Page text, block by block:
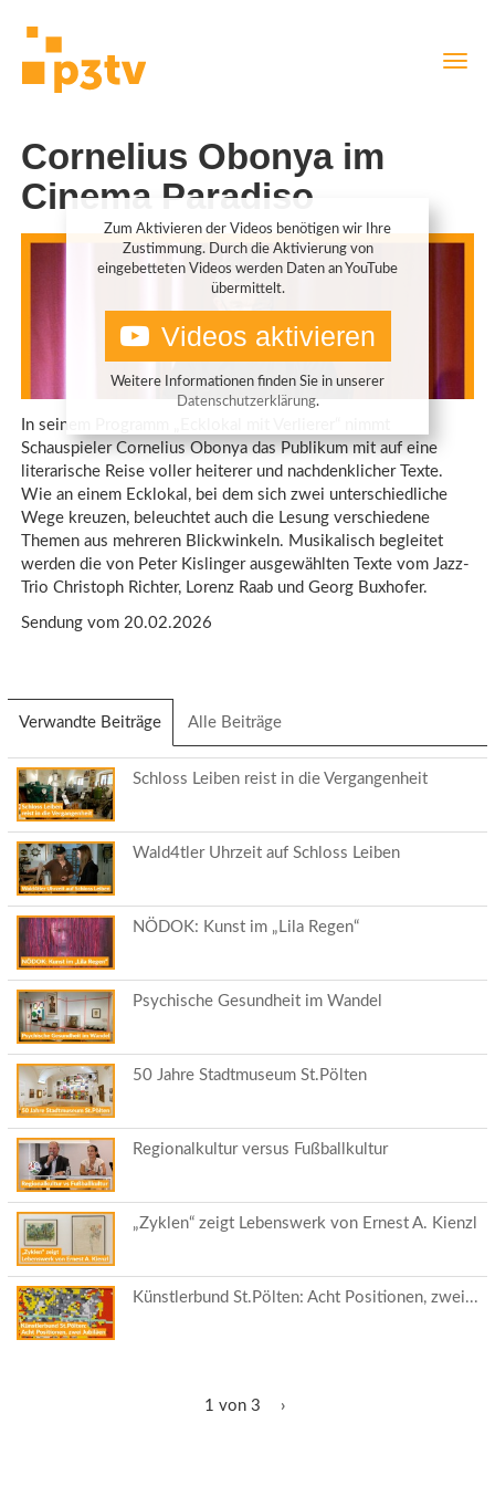
Cornelius Obonya im
Cinema Paradiso
Zum Aktivieren der Videos benötigen wir Ihre
Zustimmung. Durch die Aktivierung von
eingebetteten Videos werden Daten an YouTube
übermittelt.
Videos aktivieren
Weitere Informationen finden Sie in unserer
Datenschutzerklärung.
In seinem Programm „Ecklokal mit Verlierer“ nimmt
Schauspieler Cornelius Obonya das Publikum mit auf eine
literarische Reise voller heiterer und nachdenklicher Texte.
Wie an einem Ecklokal, bei dem sich zwei unterschiedliche
Wege kreuzen, beleuchtet auch die Lesung verschiedene
Themen aus mehreren Blickwinkeln. Musikalisch begleitet
werden die von Peter Kislinger ausgewählten Texte vom Jazz-
Trio Christoph Richter, Lorenz Raab und Georg Buxhofer.
Sendung vom 20.02.2026
Verwandte Beiträge (aktiver
Reiter)
Alle Beiträge
Schloss Leiben reist in die Vergangenheit
Wald4tler Uhrzeit auf Schloss Leiben
NÖDOK: Kunst im „Lila Regen“
Psychische Gesundheit im Wandel
50 Jahre Stadtmuseum St.Pölten
Regionalkultur versus Fußballkultur
„Zyklen“ zeigt Lebenswerk von Ernest A. Kienzl
Künstlerbund St.Pölten: Acht Positionen, zwei...
1 von 3 ›